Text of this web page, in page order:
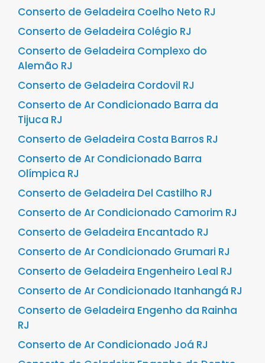
Conserto de Geladeira Coelho Neto RJ
Conserto de Geladeira Colégio RJ
Conserto de Geladeira Complexo do
Alemão RJ
Conserto de Geladeira Cordovil RJ
Conserto de Ar Condicionado Barra da
Tijuca RJ
Conserto de Geladeira Costa Barros RJ
Conserto de Ar Condicionado Barra
Olímpica RJ
Conserto de Geladeira Del Castilho RJ
Conserto de Ar Condicionado Camorim RJ
Conserto de Geladeira Encantado RJ
Conserto de Ar Condicionado Grumari RJ
Conserto de Geladeira Engenheiro Leal RJ
Conserto de Ar Condicionado Itanhangá RJ
Conserto de Geladeira Engenho da Rainha
RJ
Conserto de Ar Condicionado Joá RJ